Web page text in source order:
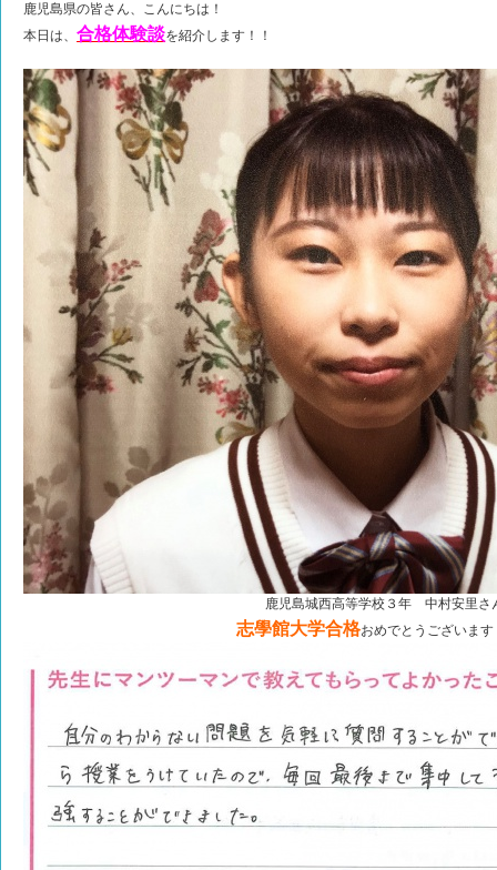
鹿児島県の皆さん、こんにちは！
本日は、 合格体験談を紹介します！！
鹿児島城西高等学校３年 中村安里さ
志學館大学合格おめでとうございま